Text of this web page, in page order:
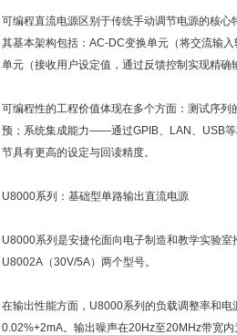
可编程直流电源区别于传统手动调节电源的核心
其基本架构包括：AC-DC变换单元（将交流输
单元（接收用户设定值，通过反馈控制实现精确
可编程性的工程价值体现在多个方面：测试序
预；系统集成能力——通过GPIB、LAN、USB
节具有更高的设定与回读精度。
U8000系列：基础型单路输出直流电源
U8000系列是安捷伦面向电子制造和教学实验
U8002A（30V/5A）两个型号。
在输出性能方面，U8000系列的负载调整率和
0.02%+2mA。输出噪声在20Hz至20MHz带宽